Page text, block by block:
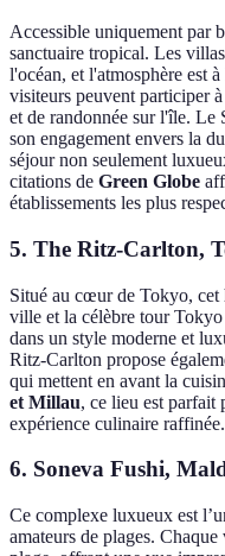
Accessible uniquement par
sanctuaire tropical. Les
l'océan, et l'atmosphère est
visiteurs peuvent participer
et de randonnée sur l'île. Le
son engagement envers la
séjour non seulement
citations de Green Globe
établissements les plus
5. The Ritz-Carlton,
Situé au cœur de Tokyo, cet
ville et la célèbre tour
dans un style moderne et
Ritz-Carlton propose
qui mettent en avant la
et Millau, ce lieu est parfait
expérience culinaire raffinée.
6. Soneva Fushi,
Ce complexe luxueux est
amateurs de plages.